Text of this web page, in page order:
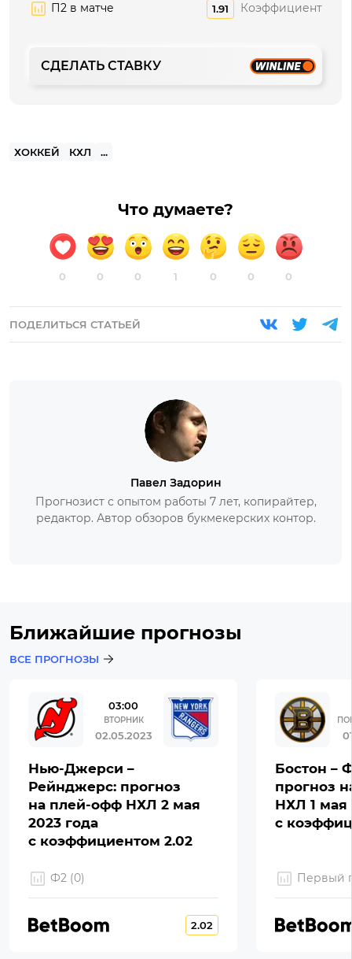
П2 в матче 1.91 Коэффициент
СДЕЛАТЬ СТАВКУ
ХОККЕЙ КХЛ ...
Что думаете?
0 0 0 1 0 0 0
ПОДЕЛИТЬСЯ СТАТЬЕЙ
Павел Задорин
Прогнозист с опытом работы 7 лет, копирайтер,
редактор. Автор обзоров букмекерских контор.
Ближайшие прогнозы
ВСЕ ПРОГНОЗЫ
03:00
ВТОРНИК
02.05.2023
Нью-Джерси –
Рейнджерс: прогноз
на плей-офф НХЛ 2 мая
2023 года
с коэффициентом 2.02
Ф2 (0)
2.02
Бостон –
прогноз
НХЛ 1 мая
с
Первый